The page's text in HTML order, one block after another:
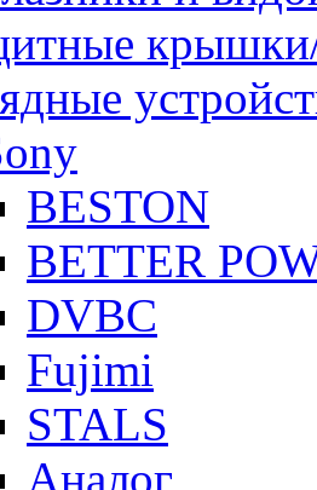
BESTON
BETTER
DVBC
Fujimi
STALS
Аналог